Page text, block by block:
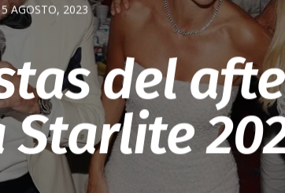
AGOSTO, 2023
del
Starlite